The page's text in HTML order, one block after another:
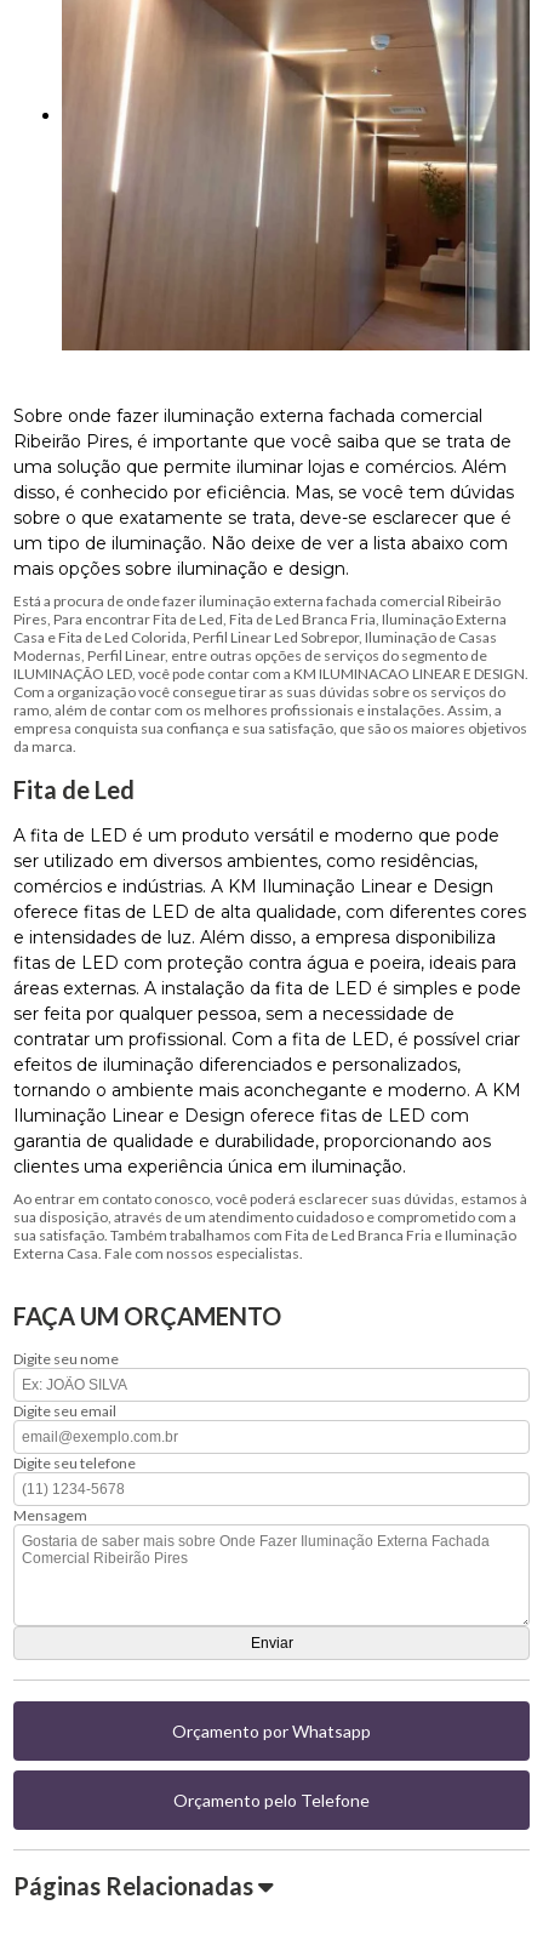
Sobre onde fazer iluminação externa fachada comercial
Ribeirão Pires, é importante que você saiba que se trata de
uma solução que permite iluminar lojas e comércios. Além
disso, é conhecido por eficiência. Mas, se você tem dúvidas
sobre o que exatamente se trata, deve-se esclarecer que é
um tipo de iluminação. Não deixe de ver a lista abaixo com
mais opções sobre iluminação e design.
Está a procura de onde fazer iluminação externa fachada comercial Ribeirão
Pires, Para encontrar Fita de Led, Fita de Led Branca Fria, Iluminação Externa
Casa e Fita de Led Colorida, Perfil Linear Led Sobrepor, Iluminação de Casas
Modernas, Perfil Linear, entre outras opções de serviços do segmento de
ILUMINAÇÃO LED, você pode contar com a KM ILUMINACAO LINEAR E DESIGN.
Com a organização você consegue tirar as suas dúvidas sobre os serviços do
ramo, além de contar com os melhores profissionais e instalações. Assim, a
empresa conquista sua confiança e sua satisfação, que são os maiores objetivos
da marca.
Fita de Led
A fita de LED é um produto versátil e moderno que pode
ser utilizado em diversos ambientes, como residências,
comércios e indústrias. A KM Iluminação Linear e Design
oferece fitas de LED de alta qualidade, com diferentes cores
e intensidades de luz. Além disso, a empresa disponibiliza
fitas de LED com proteção contra água e poeira, ideais para
áreas externas. A instalação da fita de LED é simples e pode
ser feita por qualquer pessoa, sem a necessidade de
contratar um profissional. Com a fita de LED, é possível criar
efeitos de iluminação diferenciados e personalizados,
tornando o ambiente mais aconchegante e moderno. A KM
Iluminação Linear e Design oferece fitas de LED com
garantia de qualidade e durabilidade, proporcionando aos
clientes uma experiência única em iluminação.
Ao entrar em contato conosco, você poderá esclarecer suas dúvidas, estamos à
sua disposição, através de um atendimento cuidadoso e comprometido com a
sua satisfação. Também trabalhamos com Fita de Led Branca Fria e Iluminação
Externa Casa. Fale com nossos especialistas.
FAÇA UM ORÇAMENTO
Digite seu nome
Digite seu email
Digite seu telefone
Mensagem
Orçamento por Whatsapp
Orçamento pelo Telefone
Páginas Relacionadas